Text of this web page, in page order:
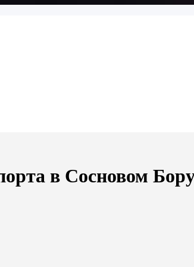
в Сосновом